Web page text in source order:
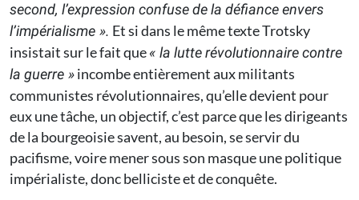
second, l’expression confuse de la défiance envers
l’impérialisme ». Et si dans le même texte Trotsky
insistait sur le fait que« la lutte révolutionnaire contre
la guerre »incombe entièrement aux militants
communistes révolutionnaires, qu’elle devient pour
eux une tâche, un objectif, c’est parce que les dirigeants
de la bourgeoisie savent, au besoin, se servir du
pacifisme, voire mener sous son masque une politique
impérialiste, donc belliciste et de conquête.